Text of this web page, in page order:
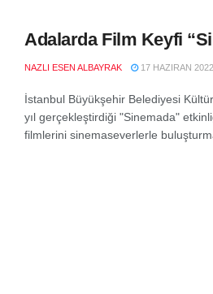
Adalarda Film Keyfi
NAZLI ESEN ALBAYRAK 17 HAZIRAN 2022
İstanbul Büyükşehir Belediyesi
yıl gerçekleştirdiği "Sinemada"
filmlerini sinemaseverlerle